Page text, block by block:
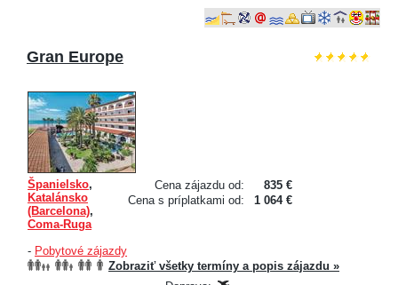
Gran Europe
Cena zájazdu od:
835 €
Cena s príplatkami od:
1 064 €
Španielsko,
Katalánsko
(Barcelona),
Coma-Ruga
- Pobytové zájazdy
Zobraziť všetky termíny a popis zájazdu »